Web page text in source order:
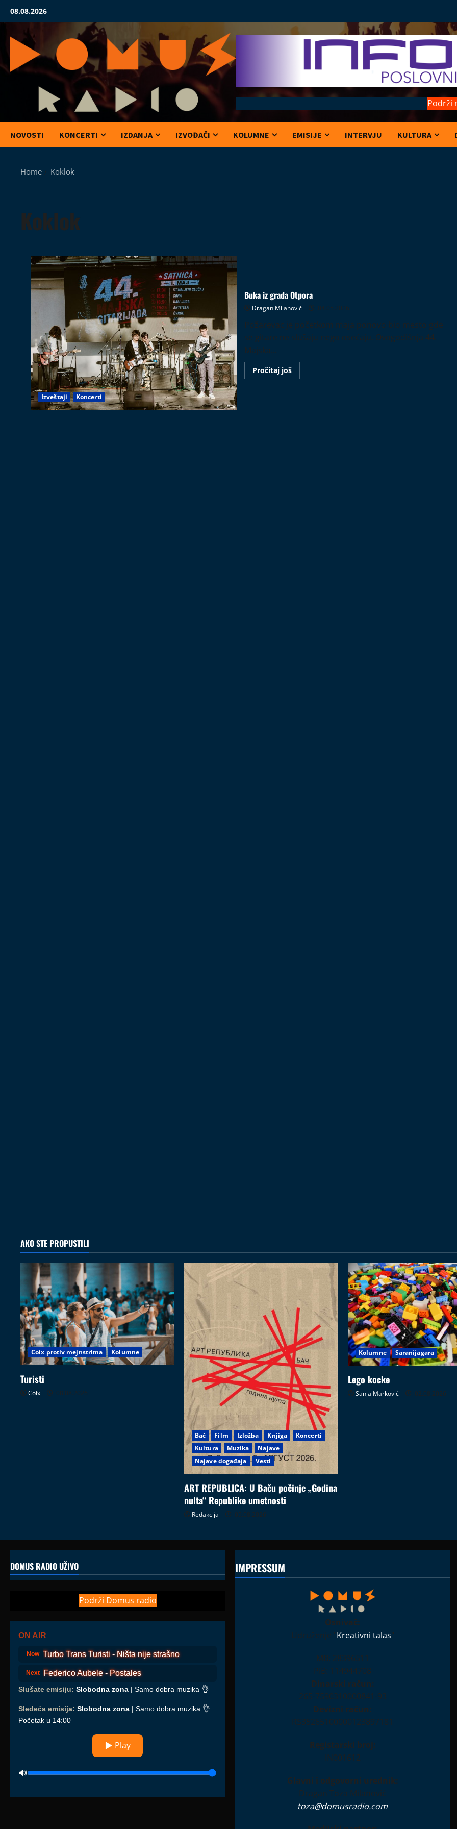
08.08.2026
Podrži
NOVOSTI KONCERTI IZDANJA IZVOĐAČI KOLUMNE EMISIJE INTERVJU KULTURA
Home Koklok
Koklok
Izveštaji Koncerti
Buka iz grada Otpora
Dragan Milanović 04.05.2026
Požarevac je početkom maja ponovo bio mesto gde
se gitare ne slušaju nego osećaju. Ovogodišnja 44.
Majska...
Pročitaj jošRead
more
AKO STE PROPUSTILI
Coix protiv mejnstrima Kolumne
Turisti
Coix 08.08.2026
Bač Film Izložba Knjiga
Koncerti
Kultura
Muzika
Najave
Najave događaja
Vesti
ART REPUBLICA: U Baču počinje „Godina
nulta“ Republike umetnosti
Redakcija 05.08.2026
Kolumne Saranijagara
Lego kocke
Sanja Marković 02.08.2026
DOMUS RADIO UŽIVO
Podrži Domus radio
ON AIR
Now Turbo Trans Turisti - Ništa nije strašno
Next Federico Aubele - Postales
Slušate emisiju: Slobodna zona | Samo dobra muzika 👌
Sledeća emisija: Slobodna zona | Samo dobra muzika 👌
Početak u 14:00
▶ Play
IMPRESSUM
Osnivač:
Udruženje "Kreativni talas"
MB: 28396511
PIB: 114944708
Dinarski račun:
265-7590310000841-93
Devizni račun:
RS35265100000123897181
Registarski broj:
IN001612
Glavni i odgovorni urednik:
Dragan Toza Milanović
toza@domusradio.com